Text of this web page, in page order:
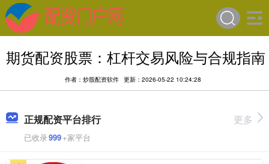
期货配资股票：杠杆交易风险与合规指南
作者：炒股配资软件 更新：2026-05-22 10:24:28
正规配资平台排行
已收录999+家平台
更多